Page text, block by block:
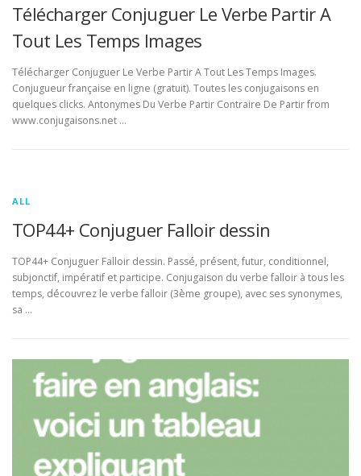
Télécharger Conjuguer Le Verbe Partir A
Tout Les Temps Images
Télécharger Conjuguer Le Verbe Partir A Tout Les Temps Images.
Conjugueur française en ligne (gratuit). Toutes les conjugaisons en
quelques clicks. Antonymes Du Verbe Partir Contraire De Partir from
www.conjugaisons.net …
ALL
TOP44+ Conjuguer Falloir dessin
TOP44+ Conjuguer Falloir dessin. Passé, présent, futur, conditionnel,
subjonctif, impératif et participe. Conjugaison du verbe falloir à tous les
temps, découvrez le verbe falloir (3ème groupe), avec ses synonymes,
sa …